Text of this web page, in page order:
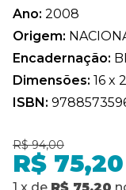
Ano: 2008
Origem:
Encadernação:
Dimensões: 16 x
ISBN:
R$ 94,00
R$ 75,20
1 x de R$ 75,20